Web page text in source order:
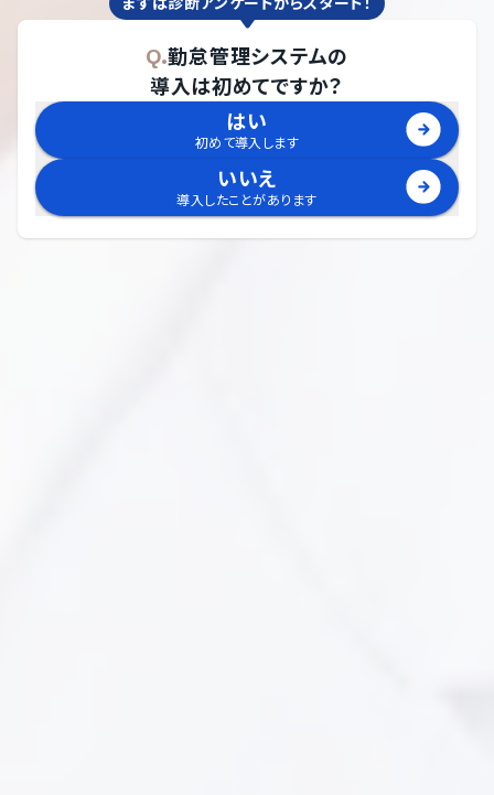
Q.勤怠管理システムの
導入は初めてですか？
はい
初めて導入します
いいえ
導入したことがあります